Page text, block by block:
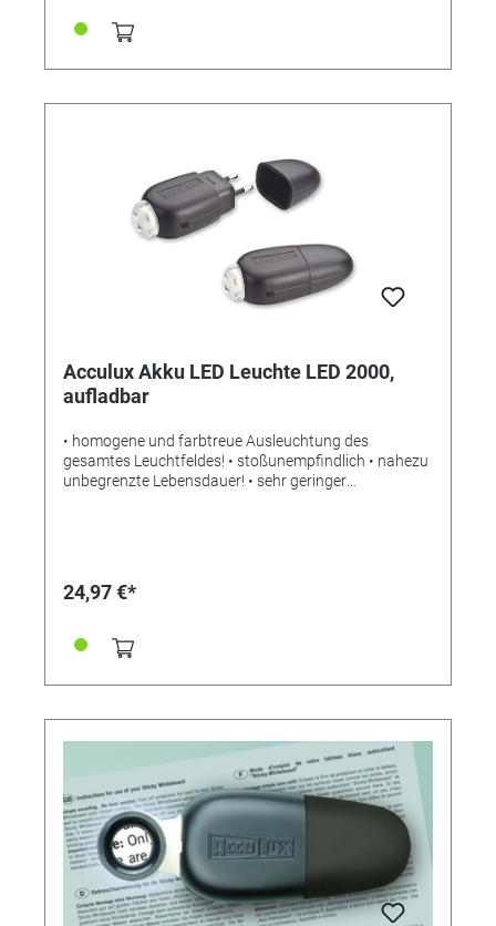
Acculux Akku LED Leuchte LED 2000,
aufladbar
• homogene und farbtreue Ausleuchtung des
gesamtes Leuchtfeldes! • stoßunempfindlich • nahezu
unbegrenzte Lebensdauer! • sehr geringer
überzeugt durch den Einsatz einer weißen
Lichtintensität und sehr geringem Energieverbrauch.
Die stoßunempfindliche LED zeichnet sich durch eine
abgegrenztem und gleichmäßigem Lichtkegel. Die
Leuchte ist bis zu 1000 mal am Netz wiederladbar. Der
eingesetzte umweltfreundliche NiMH Akku ohne
Memory-Effekt ist durch das intelligente
Schaltungslayout tiefentladegesichert und
dauerladbar. Das sehr leichte Gehäuse besteht aus
fallfestem und robustem Kunststoff und
gewährleistet mit dem integrierten Netzladestecker
Flexibilität und Mobilität. Im Überlick: •
umweltfreundlicher NiMH Akku ohne Memory-Effekt •
hohe Lichtleistung bei geringem Energieverbrauch •
24,97 €*